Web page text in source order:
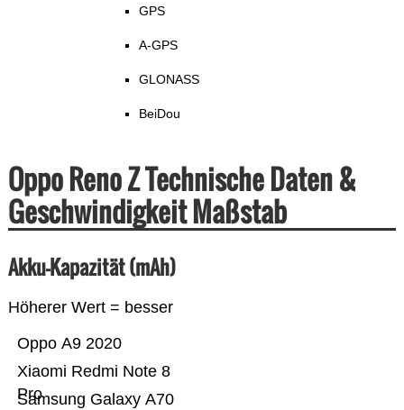
GPS
A-GPS
GLONASS
BeiDou
Oppo Reno Z Technische Daten &
Geschwindigkeit Maßstab
Akku-Kapazität (mAh)
Höherer Wert = besser
Samsung Galaxy A70
Xiaomi Redmi Note 8
Pro
Oppo A9 2020